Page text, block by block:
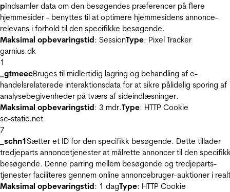
pIndsamler data om den besøgendes præferencer på flere
hjemmesider - benyttes til at optimere hjemmesidens annonce-
relevans i forhold til den specifikke besøgende.
Maksimal opbevaringstid: SessionType: Pixel Tracker
garnius.dk
1
_gtmeecBruges til midlertidig lagring og behandling af e-
handelsrelaterede interaktionsdata for at sikre pålidelig sporing af
analysebegivenheder på tværs af sideindlæsninger.
Maksimal opbevaringstid: 3 mdr.Type: HTTP Cookie
sc-static.net
7
_schn1Sætter et ID for den specifikk besøgende. Dette tillader
tredjeparts annoncetjenester at målrette annoncer til den
besøgende. Denne parring mellem besøgende og tredjeparts-
tjenester faciliteres gennem online annoncebruger-auktioner i
Maksimal opbevaringstid: 1 dagType: HTTP Cookie